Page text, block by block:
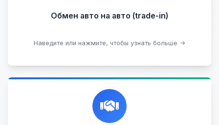
Обмен авто на авто (trade-in)
Наведите или нажмите, чтобы узнать больше →
Подобрать авто
Честная и профессиональная экспертиза, реклама,
переговоры с клиентами, подготовка документов,
сопровождение сделки.